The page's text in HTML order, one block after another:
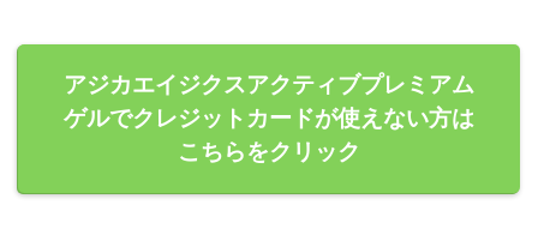
アジカエイジクスアクティブプレミアム
ゲルでクレジットカードが使えない方は
こちらをクリック